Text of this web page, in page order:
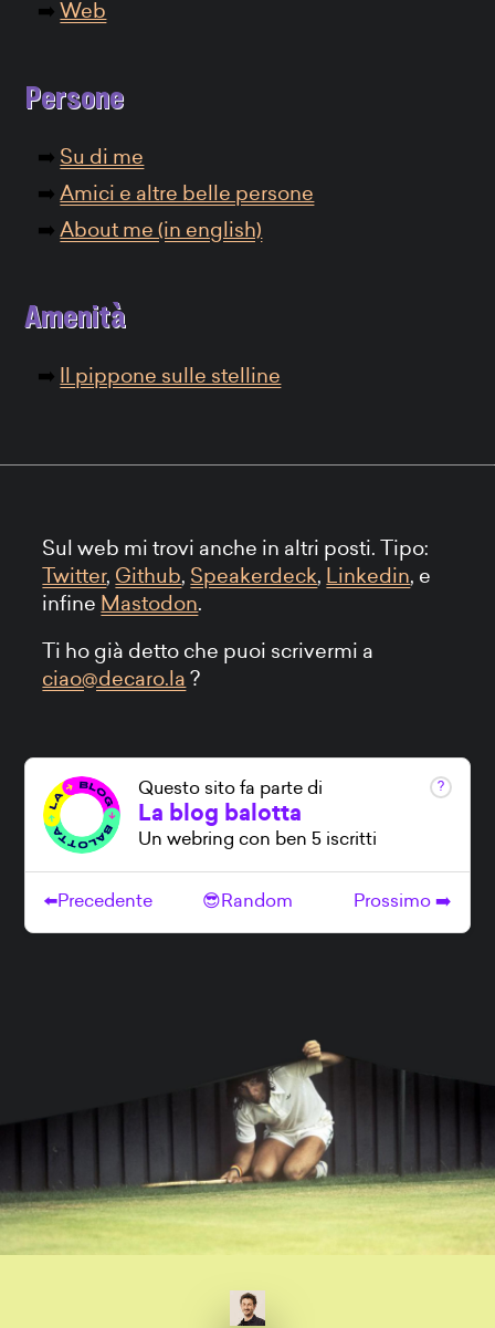
Web
Persone
Su di me
Amici e altre belle persone
About me (in english)
Amenità
Il pippone sulle stelline
Sul web mi trovi anche in altri posti. Tipo:
Twitter, Github, Speakerdeck, Linkedin, e
infine Mastodon.
Ti ho già detto che puoi scrivermi a
ciao@decaro.la ?